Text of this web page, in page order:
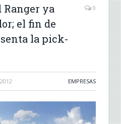
Ranger ya
el fin de
la pick-
0
EMPRESAS